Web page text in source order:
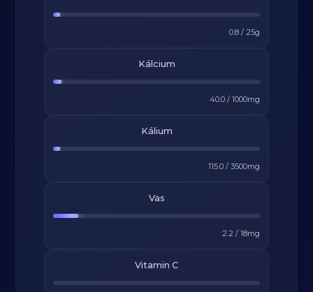
0.8/ 25g
Kálcium
40.0/ 1000mg
Kálium
115.0/ 3500mg
Vas
2.2/ 18mg
Vitamin C